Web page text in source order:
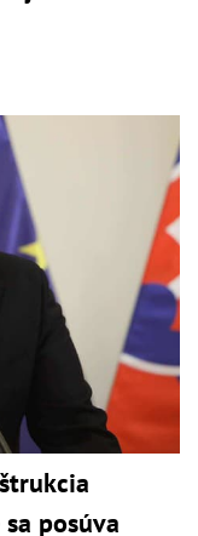
posúva